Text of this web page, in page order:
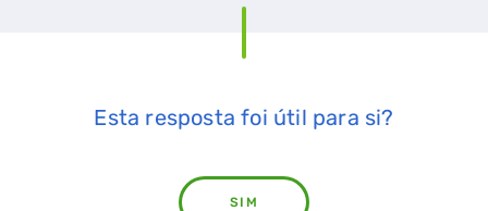
Esta resposta foi útil para si?
SIM